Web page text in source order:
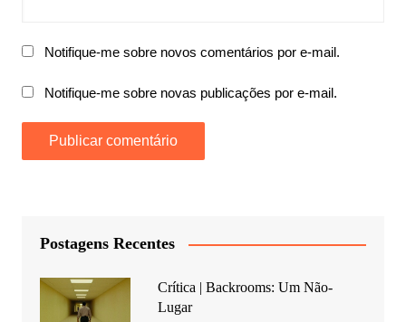
Notifique-me sobre novos comentários por e-mail.
Notifique-me sobre novas publicações por e-mail.
Postagens Recentes
Crítica | Backrooms: Um Não-
Lugar